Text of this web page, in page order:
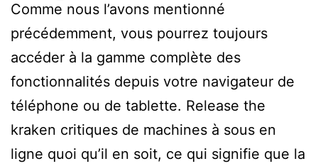
Comme nous l’avons mentionné
précédemment, vous pourrez toujours
accéder à la gamme complète des
fonctionnalités depuis votre navigateur de
téléphone ou de tablette. Release the
kraken critiques de machines à sous en
ligne quoi qu’il en soit, ce qui signifie que la